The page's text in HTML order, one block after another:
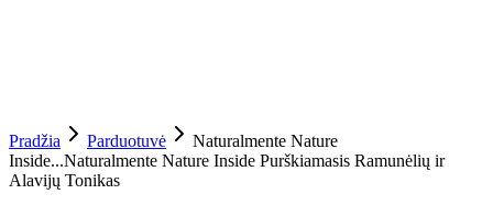
Pradžia Parduotuvė
Naturalmente Nature
Inside...Naturalmente Nature Inside Purškiamasis Ramunėlių ir
Alavijų Tonikas